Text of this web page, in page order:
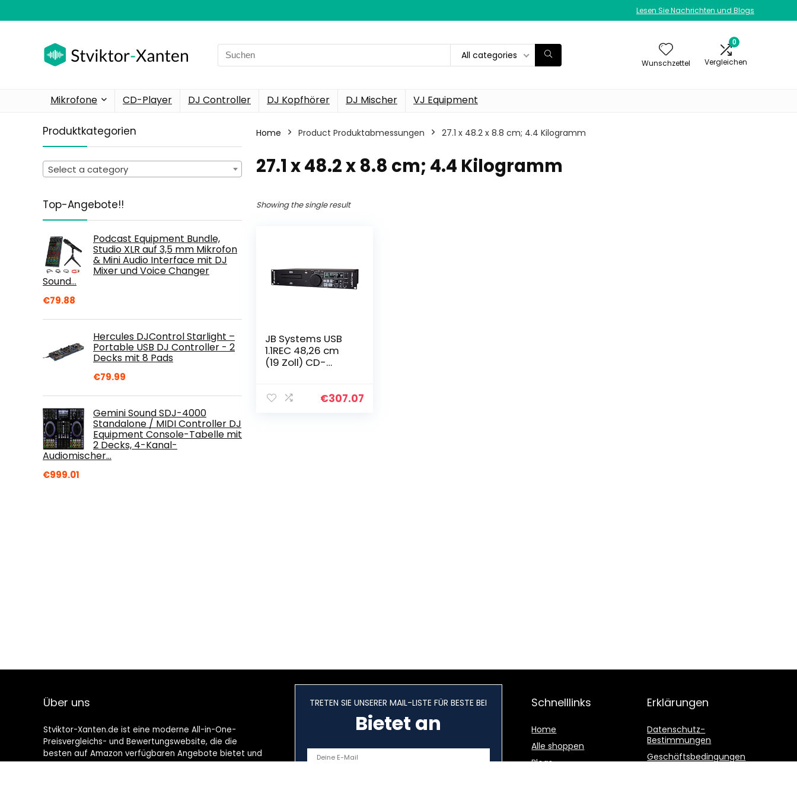
Lesen Sie Nachrichten und Blogs
Search
for:
All categories
Wunschzettel
0
Vergleichen
Mikrofone CD-Player DJ Controller DJ Kopfhörer DJ Mischer VJ Equipment
Produktkategorien
Select a category
Top-Angebote!!
Podcast Equipment Bundle,
Studio XLR auf 3,5 mm Mikrofon
& Mini Audio Interface mit DJ
Mixer und Voice Changer
Sound…
€79.88
Hercules DJControl Starlight –
Portable USB DJ Controller - 2
Decks mit 8 Pads
€79.99
Gemini Sound SDJ-4000
Standalone / MIDI Controller DJ
Equipment Console-Tabelle mit
2 Decks, 4-Kanal-
Audiomischer…
€999.01
Home Product Produktabmessungen ‎27.1 x 48.2 x 8.8 cm; 4.4 Kilogramm
‎27.1 x 48.2 x 8.8 cm; 4.4 Kilogramm
Showing the single result
JB Systems USB
1.1REC 48,26 cm
(19 Zoll) CD-
n
€307.07
Über uns
Stviktor-Xanten.de ist eine moderne All-in-One-
Preisvergleichs- und Bewertungswebsite, die die
besten auf Amazon verfügbaren Angebote bietet und
Sie durch die neuesten hinzugefügten Blogs auf dem
TRETEN SIE UNSERER MAIL-LISTE FÜR BESTE BEI
Bietet an
Schnelllinks
Home
Alle shoppen
Blogs
Erklärungen
Datenschutz-
Bestimmungen
Geschäftsbedingungen